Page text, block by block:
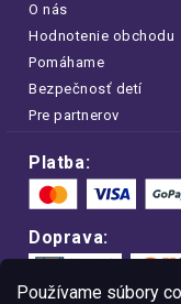
Používame súbory
O nás
Hodnotenie obchodu
Pomáhame
Bezpečnosť detí
Pre partnerov
Platba:
Doprava: